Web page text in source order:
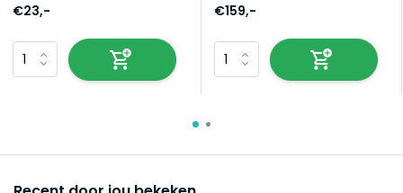
€23,- €159,-